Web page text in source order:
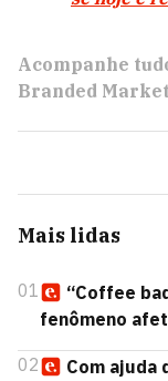
Acompanhe
Branded
Mais lidas
01
“Coffee
fenômeno
02
Com ajuda